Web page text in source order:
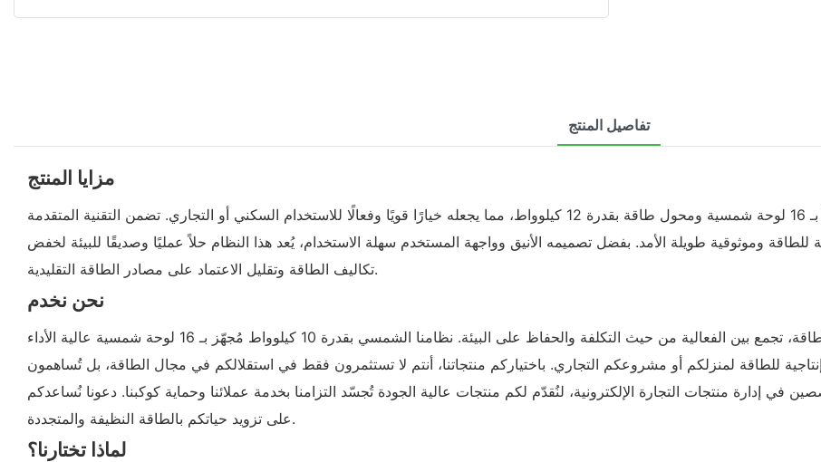
تفاصيل المنتج
مزايا المنتج
يأتي هذا النظام الشمسي عالي الأداء بقدرة 10 كيلوواط مزودًا بـ 16 لوحة شمسية ومحول طاقة بقدرة 12 كيلوواط، مما يجعله خيارًا قويًا وفعالًا للاستخدام السكني أو التجاري. تضمن التقنية المتقدمة
للطاقة وموثوقية طويلة الأمد. بفضل تصميمه الأنيق وواجهة المستخدم سهلة الاستخدام، يُعد هذا النظام حلاً عمليًا وصديقًا للبيئة لخفض
تكاليف الطاقة وتقليل الاعتماد على مصادر الطاقة التقليدية.
نحن نخدم
في شركة سولار سوليوشنز، نُقدّم لكم حلولاً مستدامة للطاقة، تجمع بين الفعالية من حيث التكلفة والحفاظ على البيئة. نظامنا الشمسي بقدرة 10 كيلوواط مُجهّز بـ 16 لوحة شمسية عالية الأداء
أعلى كفاءة وإنتاجية للطاقة لمنزلكم أو مشروعكم التجاري. باختياركم منتجاتنا، أنتم لا تستثمرون فقط في استقلالكم في مجال الطاقة، بل تُساهمون
في إدارة منتجات التجارة الإلكترونية، لنُقدّم لكم منتجات عالية الجودة تُجسّد التزامنا بخدمة عملائنا وحماية كوكبنا. دعونا نُساعدكم
على تزويد حياتكم بالطاقة النظيفة والمتجددة.
لماذا تختارنا؟